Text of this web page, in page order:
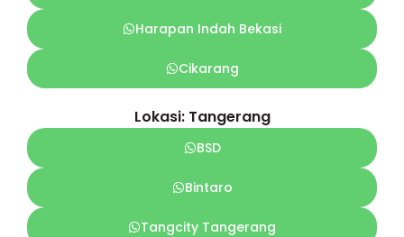
Harapan Indah Bekasi
Cikarang
Lokasi: Tangerang
BSD
Bintaro
Tangcity Tangerang